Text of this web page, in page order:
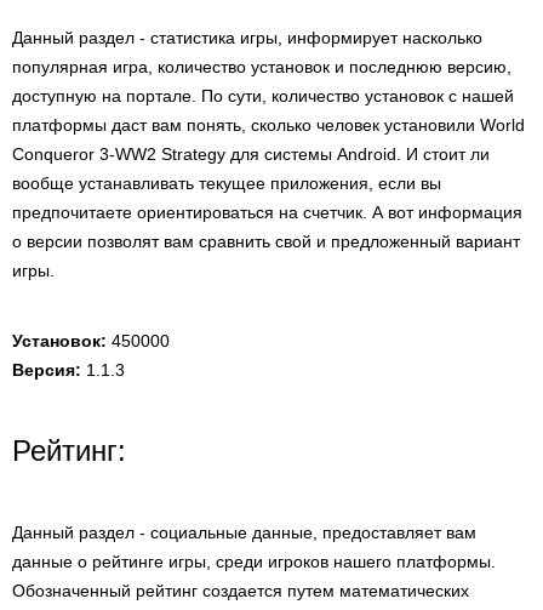
Данный раздел - статистика игры, информирует насколько
популярная игра, количество установок и последнюю версию,
доступную на портале. По сути, количество установок с нашей
платформы даст вам понять, сколько человек установили World
Conqueror 3-WW2 Strategy для системы Android. И стоит ли
вообще устанавливать текущее приложения, если вы
предпочитаете ориентироваться на счетчик. А вот информация
о версии позволят вам сравнить свой и предложенный вариант
игры.
Установок: 450000
Версия: 1.1.3
Рейтинг:
Данный раздел - социальные данные, предоставляет вам
данные о рейтинге игры, среди игроков нашего платформы.
Обозначенный рейтинг создается путем математических